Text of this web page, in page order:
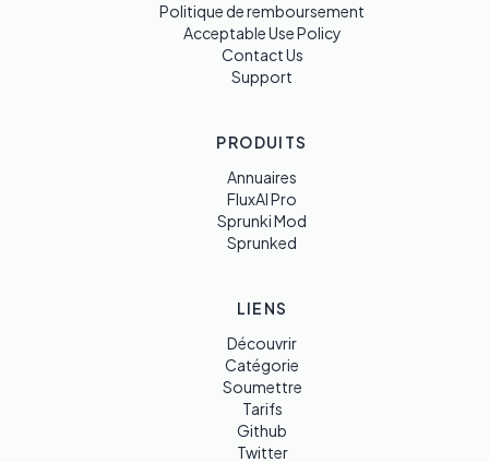
Politique de remboursement
Acceptable Use Policy
Contact Us
Support
PRODUITS
Annuaires
FluxAI Pro
Sprunki Mod
Sprunked
LIENS
Découvrir
Catégorie
Soumettre
Tarifs
Github
Twitter